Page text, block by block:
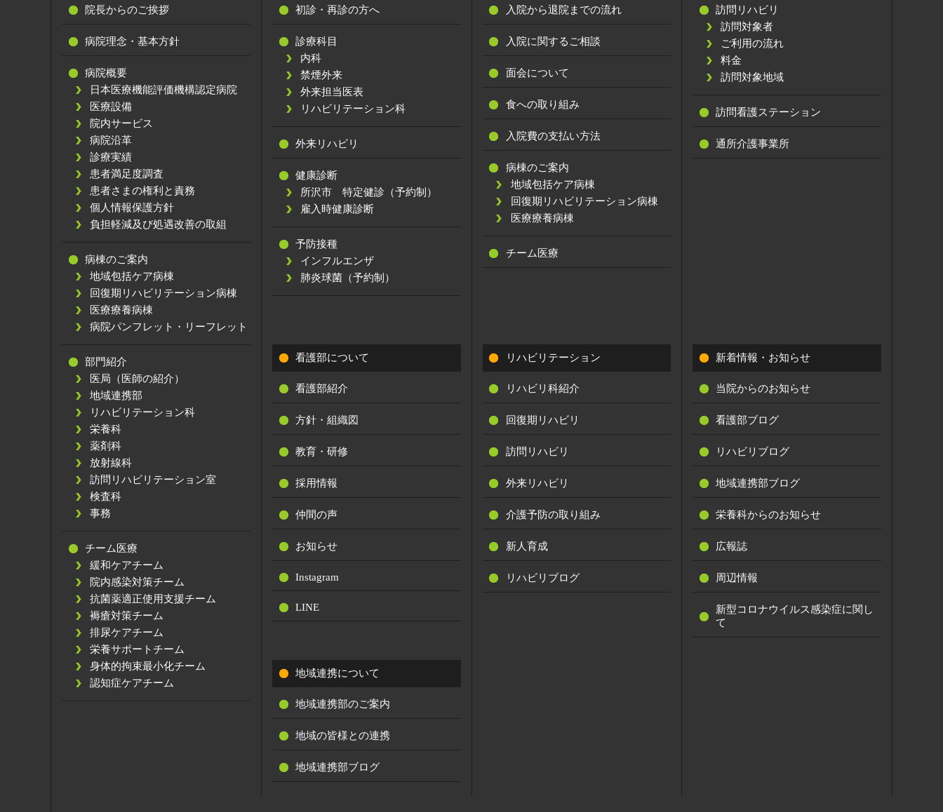
院長からのご挨拶
病院理念・基本方針
病院概要
日本医療機能評価機構認定病院
医療設備
院内サービス
病院沿革
診療実績
患者満足度調査
患者さまの権利と責務
個人情報保護方針
負担軽減及び処遇改善の取組
病棟のご案内
地域包括ケア病棟
回復期リハビリテーション病棟
医療療養病棟
病院パンフレット・リーフレット
部門紹介
医局（医師の紹介）
地域連携部
リハビリテーション科
栄養科
薬剤科
放射線科
訪問リハビリテーション室
検査科
事務
チーム医療
緩和ケアチーム
院内感染対策チーム
抗菌薬適正使用支援チーム
褥瘡対策チーム
排尿ケアチーム
栄養サポートチーム
身体的拘束最小化チーム
認知症ケアチーム
初診・再診の方へ
診療科目
内科
禁煙外来
外来担当医表
リハビリテーション科
外来リハビリ
健康診断
所沢市 特定健診（予約制）
雇入時健康診断
予防接種
インフルエンザ
肺炎球菌（予約制）
入院から退院までの流れ
入院に関するご相談
面会について
食への取り組み
入院費の支払い方法
病棟のご案内
地域包括ケア病棟
回復期リハビリテーション病棟
医療療養病棟
チーム医療
訪問リハビリ
訪問対象者
ご利用の流れ
料金
訪問対象地域
訪問看護ステーション
通所介護事業所
看護部について
看護部紹介
方針・組織図
教育・研修
採用情報
仲間の声
お知らせ
Instagram
LINE
地域連携について
地域連携部のご案内
地域の皆様との連携
地域連携部ブログ
リハビリテーション
リハビリ科紹介
回復期リハビリ
訪問リハビリ
外来リハビリ
介護予防の取り組み
新人育成
リハビリブログ
新着情報・お知らせ
当院からのお知らせ
看護部ブログ
リハビリブログ
地域連携部ブログ
栄養科からのお知らせ
広報誌
周辺情報
新型コロナウイルス感染症に関し
て